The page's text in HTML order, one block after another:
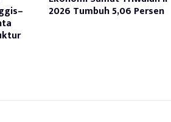
2026 Tumbuh 5,06 Persen